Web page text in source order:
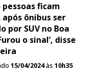
ficam
ônibus ser
por SUV no Boa
o sinal’, disse
15/04/2024às 10h35